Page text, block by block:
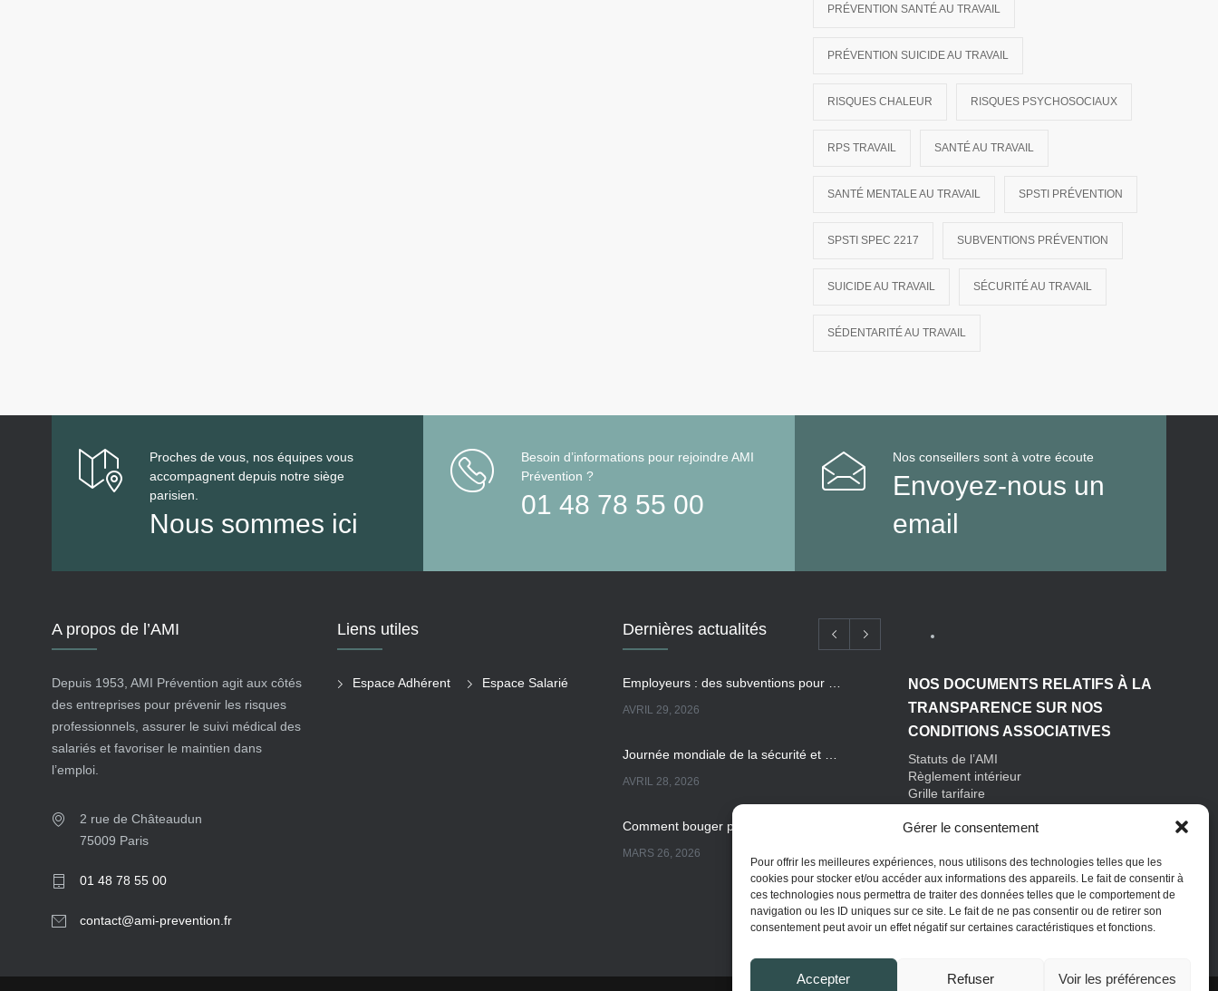
Gérer le consentement
Pour offrir les meilleures expériences, nous utilisons des technologies telles que les
cookies pour stocker et/ou accéder aux informations des appareils. Le fait de consentir à
ces technologies nous permettra de traiter des données telles que le comportement de
navigation ou les ID uniques sur ce site. Le fait de ne pas consentir ou de retirer son
consentement peut avoir un effet négatif sur certaines caractéristiques et fonctions.
Accepter Refuser Voir les préférences
PRÉVENTION SANTÉ AU TRAVAIL
PRÉVENTION SUICIDE AU TRAVAIL
RISQUES CHALEUR RISQUES PSYCHOSOCIAUX
RPS TRAVAIL SANTÉ AU TRAVAIL
SANTÉ MENTALE AU TRAVAIL SPSTI PRÉVENTION
SPSTI SPEC 2217 SUBVENTIONS PRÉVENTION
SUICIDE AU TRAVAIL SÉCURITÉ AU TRAVAIL
SÉDENTARITÉ AU TRAVAIL
Proches de vous, nos équipes vous
accompagnent depuis notre siège
parisien.
Nous sommes ici
Besoin d’informations pour rejoindre AMI
Prévention ?
01 48 78 55 00
Nos conseillers sont à votre écoute
Envoyez-nous un
email
A propos de l’AMI
Depuis 1953, AMI Prévention agit aux côtés
des entreprises pour prévenir les risques
professionnels, assurer le suivi médical des
salariés et favoriser le maintien dans
l’emploi.
2 rue de Châteaudun
75009 Paris
01 48 78 55 00
contact@ami-prevention.fr
Liens utiles
Espace Adhérent Espace Salarié
Dernières actualités
AVRIL 29, 2026
AVRIL 28, 2026
MARS 26, 2026
Sédentarité au travail : des effets souvent invisibles mais réels
NOS DOCUMENTS RELATIFS À LA
TRANSPARENCE SUR NOS
CONDITIONS ASSOCIATIVES
Statuts de l’AMI
Règlement intérieur
Grille tarifaire
Politique de Confidentialité